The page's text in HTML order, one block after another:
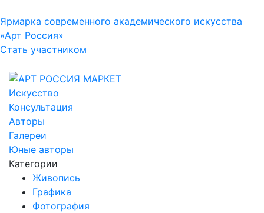
Ярмарка современного академического искусства
«Арт Россия»
Стать участником
Искусство
Консультация
Авторы
Галереи
Юные авторы
Категории
Живопись
Графика
Фотография